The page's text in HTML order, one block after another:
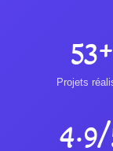
53+
Projets